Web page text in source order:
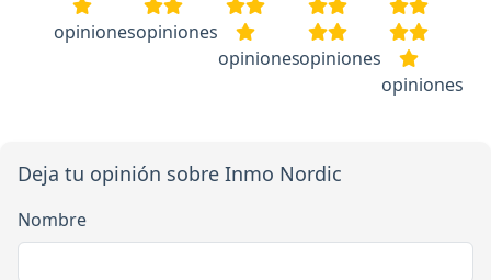
opinionesopiniones
opinionesopiniones
opiniones
Deja tu opinión sobre Inmo Nordic
Nombre